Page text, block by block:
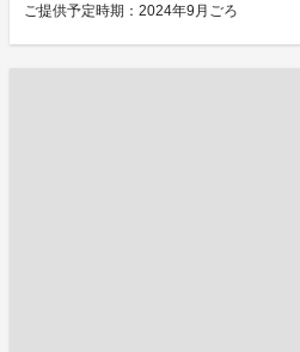
ご提供予定時期：2024年9月ごろ